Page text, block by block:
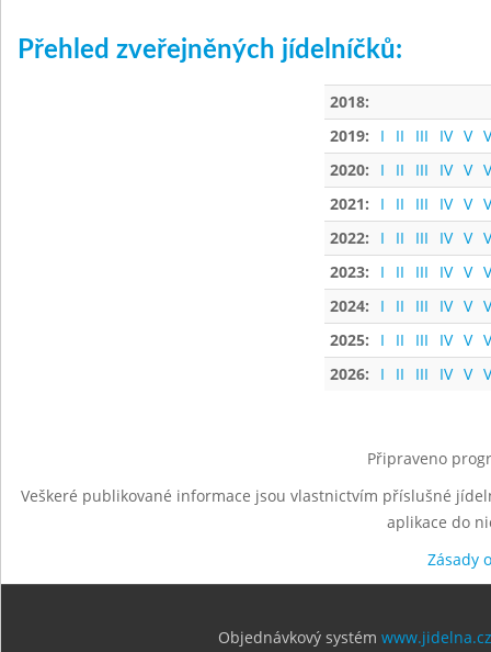
Přehled zveřejněných jídelníčků:
2018:
2019:
I II III IV V
2020:
I II III IV V
2021:
I II III IV V
2022:
I II III IV V
2023:
I II III IV V
2024:
I II III IV V
2025:
I II III IV V
2026:
I II III IV V
Připraveno
Veškeré publikované informace jsou vlastnictvím příslušné
aplikace do
Zásady
Objednávkový systém www.jidelna.cz